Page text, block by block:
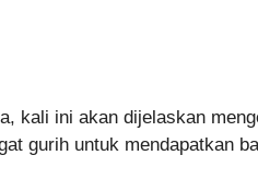
kali ini akan dijelaskan
gurih untuk mendapatkan